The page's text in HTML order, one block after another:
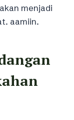
menjadi
aamiin.